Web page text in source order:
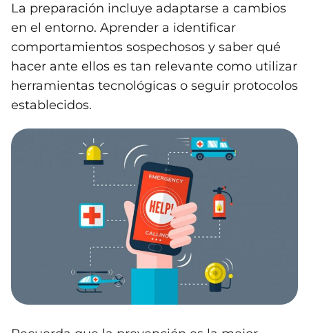
La preparación incluye adaptarse a cambios
en el entorno. Aprender a identificar
comportamientos sospechosos y saber qué
hacer ante ellos es tan relevante como utilizar
herramientas tecnológicas o seguir protocolos
establecidos.